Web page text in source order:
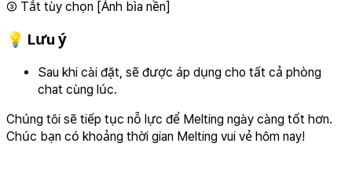
③ Tắt tùy chọn [Ảnh bìa nền]
💡 Lưu ý
Sau khi cài đặt, sẽ được áp dụng cho tất cả phòng
chat cùng lúc.
Chúng tôi sẽ tiếp tục nỗ lực để Melting ngày càng tốt hơn.
Chúc bạn có khoảng thời gian Melting vui vẻ hôm nay!